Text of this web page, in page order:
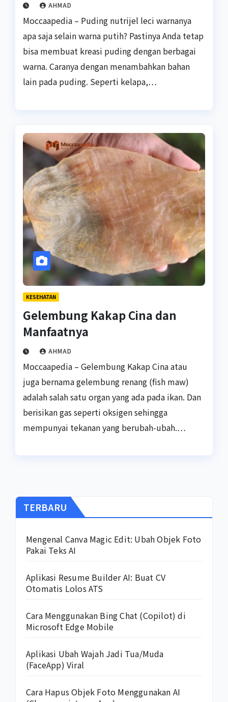
AHMAD
Moccaapedia – Puding nutrijel leci warnanya
apa saja selain warna putih? Pastinya Anda tetap
bisa membuat kreasi puding dengan berbagai
warna. Caranya dengan menambahkan bahan
lain pada puding. Seperti kelapa,…
KESEHATAN
Gelembung Kakap Cina dan
Manfaatnya
AHMAD
Moccaapedia – Gelembung Kakap Cina atau
juga bernama gelembung renang (fish maw)
adalah salah satu organ yang ada pada ikan. Dan
berisikan gas seperti oksigen sehingga
mempunyai tekanan yang berubah-ubah.…
TERBARU
Mengenal Canva Magic Edit: Ubah Objek Foto
Pakai Teks AI
Aplikasi Resume Builder AI: Buat CV
Otomatis Lolos ATS
Cara Menggunakan Bing Chat (Copilot) di
Microsoft Edge Mobile
Aplikasi Ubah Wajah Jadi Tua/Muda
(FaceApp) Viral
Cara Hapus Objek Foto Menggunakan AI